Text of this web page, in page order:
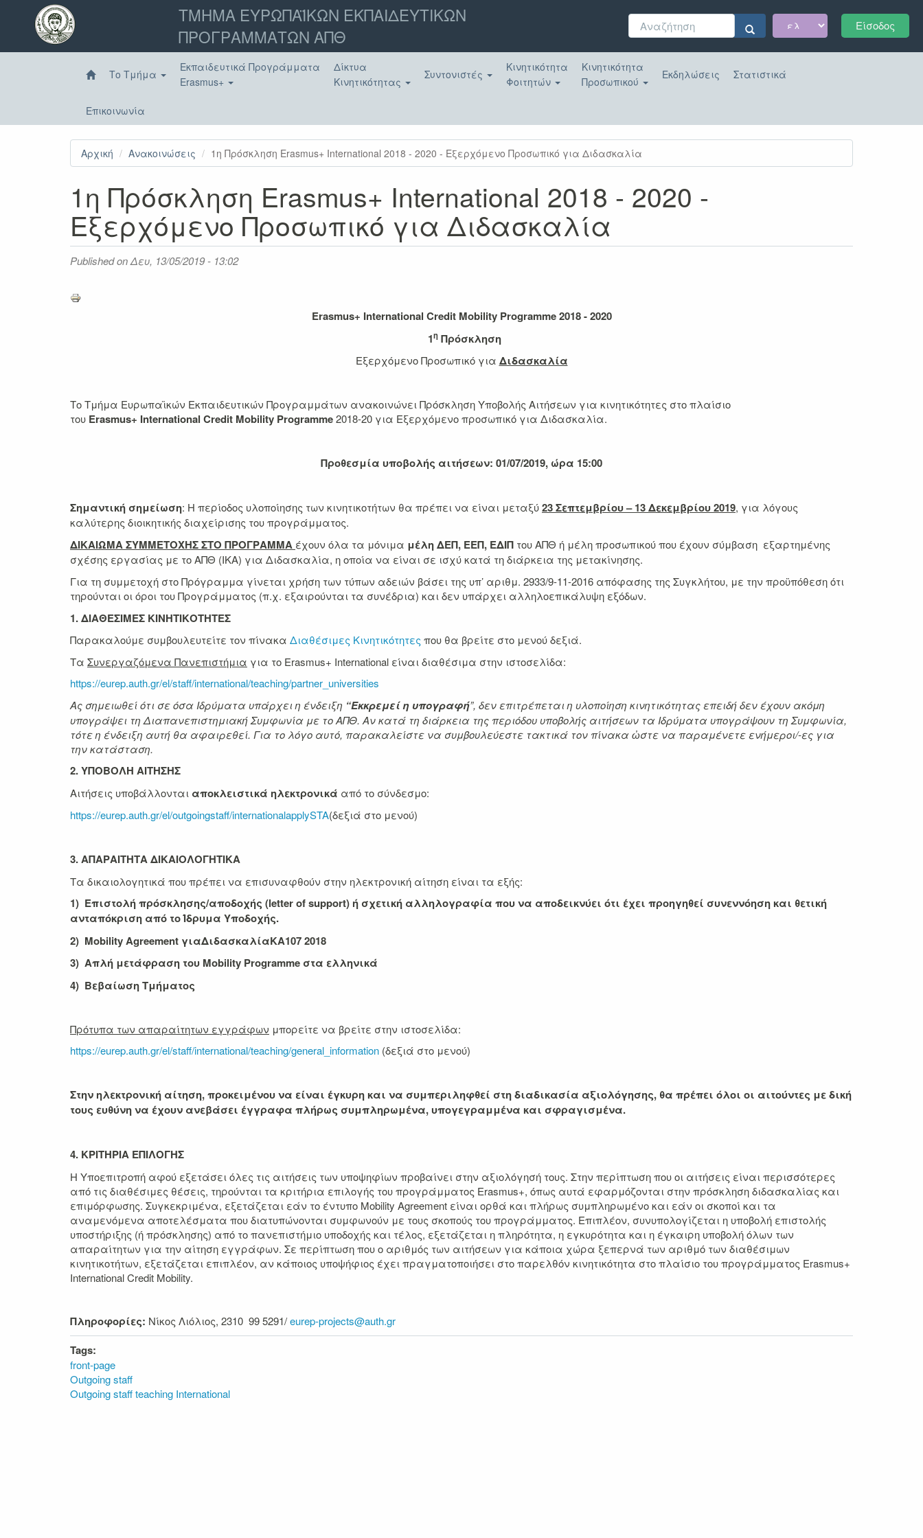
Παράκαμψη
κυρίως
Είσοδος
ΤΜΗΜΑ ΕΥΡΩΠΑΪΚΩΝ ΕΚΠΑΙΔΕΥΤΙΚΩΝ
ΠΡΟΓΡΑΜΜΑΤΩΝ ΑΠΘ
Φόρμα
αναζήτησης
Αναζήτηση
Το Τμήμα
Εκπαιδευτικά Προγράμματα
Erasmus+
Δίκτυα
Κινητικότητας
Συντονιστές
Κινητικότητα
Φοιτητών
Κινητικότητα
Προσωπικού
Εκδηλώσεις Στατιστικά
Επικοινωνία
Αρχική Ανακοινώσεις 1η Πρόσκληση Erasmus+ International 2018 - 2020 - Εξερχόμενο Προσωπικό για Διδασκαλία
1η Πρόσκληση Erasmus+ International 2018 - 2020 -
Εξερχόμενο Προσωπικό για Διδασκαλία
Published onΔευ, 13/05/2019 - 13:02
Erasmus+ International Credit Mobility Programme 2018 - 2020
1ηΠρόσκληση
Εξερχόμενο Προσωπικό για Διδασκαλία
Το Τμήμα Ευρωπαϊκών Εκπαιδευτικών Προγραμμάτων ανακοινώνει Πρόσκληση Υποβολής Αιτήσεων για κινητικότητες στo πλαίσιo
του Erasmus+ International Credit Mοbility Programme2018-20 για Εξερχόμενο προσωπικό για Διδασκαλία.
Προθεσμία υποβολής αιτήσεων: 01/07/2019, ώρα 15:00
Σημαντική σημείωση: Η περίοδος υλοποίησης των κινητικοτήτων θα πρέπει να είναι μεταξύ23 Σεπτεμβρίου – 13 Δεκεμβρίου 2019, για λόγους
καλύτερης διοικητικής διαχείρισης του προγράμματος.
ΔΙΚΑΙΩΜΑ ΣΥΜΜΕΤΟΧΗΣ ΣΤΟ ΠΡΟΓΡΑΜΜΑ έχουν όλα τα μόνιμα μέλη ΔΕΠ, ΕΕΠ, ΕΔΙΠ του ΑΠΘ ή μέλη προσωπικού που έχουν σύμβαση εξαρτημένης
σχέσης εργασίας με το ΑΠΘ (ΙΚΑ) για Διδασκαλία, η οποία να είναι σε ισχύ κατά τη διάρκεια της μετακίνησης.
Για τη συμμετοχή στο Πρόγραμμα γίνεται χρήση των τύπων αδειών βάσει της υπ’ αριθμ. 2933/9-11-2016 απόφασης της Συγκλήτου, με την προϋπόθεση ότι
τηρούνται οι όροι του Προγράμματος (π.χ. εξαιρούνται τα συνέδρια) και δεν υπάρχει αλληλοεπικάλυψη εξόδων.
1. ΔΙΑΘΕΣΙΜΕΣ ΚΙΝΗΤΙΚΟΤΗΤΕΣ
Παρακαλούμε συμβουλευτείτε τον πίνακα Διαθέσιμες Κινητικότητες που θα βρείτε στο μενού δεξιά.
Τα Συνεργαζόμενα Πανεπιστήμια για το Erasmus+ International είναι διαθέσιμα στην ιστοσελίδα:
https://eurep.auth.gr/el/staff/international/teaching/partner_universities
Ας σημειωθεί ότι σε όσα Ιδρύματα υπάρχει η ένδειξη “Εκκρεμεί η υπογραφή”, δεν επιτρέπεται η υλοποίηση κινητικότητας επειδή δεν έχουν ακόμη
υπογράψει τη Διαπανεπιστημιακή Συμφωνία με το ΑΠΘ. Αν κατά τη διάρκεια της περιόδου υποβολής αιτήσεων τα Ιδρύματα υπογράψουν τη Συμφωνία,
τότε η ένδειξη αυτή θα αφαιρεθεί. Για το λόγο αυτό, παρακαλείστε να συμβουλεύεστε τακτικά τον πίνακα ὠστε να παραμένετε ενήμεροι/-ες για
την κατάσταση.
2. ΥΠΟΒΟΛΗ ΑΙΤΗΣΗΣ
Αιτήσεις υποβάλλονται αποκλειστικά ηλεκτρονικά από το σύνδεσμο:
https://eurep.auth.gr/el/outgoingstaff/internationalapplySTA(δεξιά στο μενού)
3. ΑΠΑΡΑΙΤΗΤΑ ΔΙΚΑΙΟΛΟΓΗΤΙΚΑ
Τα δικαιολογητικά που πρέπει να επισυναφθούν στην ηλεκτρονική αίτηση είναι τα εξής:
1) Επιστολή πρόσκλησης/αποδοχής (letter of support) ή σχετική αλληλογραφία που να αποδεικνύει ότι έχει προηγηθεί συνεννόηση και θετική
ανταπόκριση από το Ίδρυμα Υποδοχής.
2) Mobility Agreement γιαΔιδασκαλίαΚΑ107 2018
3) Απλή μετάφραση του Mobility Programme στα ελληνικά
4) Βεβαίωση Τμήματος
Πρότυπα των απαραίτητων εγγράφων μπορείτε να βρείτε στην ιστοσελίδα:
https://eurep.auth.gr/el/staff/international/teaching/general_information (δεξιά στο μενού)
Στην ηλεκτρονική αίτηση, προκειμένου να είναι έγκυρη και να συμπεριληφθεί στη διαδικασία αξιολόγησης, θα πρέπει όλοι οι αιτούντες με δική
τους ευθύνη να έχουν ανεβάσει έγγραφα πλήρως συμπληρωμένα, υπογεγραμμένα και σφραγισμένα.
4. ΚΡΙΤΗΡΙΑ ΕΠΙΛΟΓΗΣ
Η Υποεπιτροπή αφού εξετάσει όλες τις αιτήσεις των υποψηφίων προβαίνει στην αξιολόγησή τους. Στην περίπτωση που οι αιτήσεις είναι περισσότερες
από τις διαθέσιμες θέσεις, τηρούνται τα κριτήρια επιλογής του προγράμματος Erasmus+, όπως αυτά εφαρμόζονται στην πρόσκληση διδασκαλίας και
επιμόρφωσης. Συγκεκριμένα, εξετάζεται εάν το έντυπο Mobility Agreement είναι ορθά και πλήρως συμπληρωμένο και εάν οι σκοποί και τα
αναμενόμενα αποτελέσματα που διατυπώνονται συμφωνούν με τους σκοπούς του προγράμματος. Επιπλέον, συνυπολογίζεται η υποβολή επιστολής
υποστήριξης (ή πρόσκλησης) από το πανεπιστήμιο υποδοχής και τέλος, εξετάζεται η πληρότητα, η εγκυρότητα και η έγκαιρη υποβολή όλων των
απαραίτητων για την αίτηση εγγράφων. Σε περίπτωση που ο αριθμός των αιτήσεων για κάποια χώρα ξεπερνά των αριθμό των διαθέσιμων
κινητικοτήτων, εξετάζεται επιπλέον, αν κάποιος υποψήφιος έχει πραγματοποιήσει στο παρελθόν κινητικότητα στο πλαίσιο του προγράμματος Erasmus+
International Credit Mobility.
Πληροφορίες: Νίκος Λιόλιος, 2310 99 5291/eurep-projects@auth.gr
Tags:
front-page
Outgoing staff
Outgoing staff teaching International